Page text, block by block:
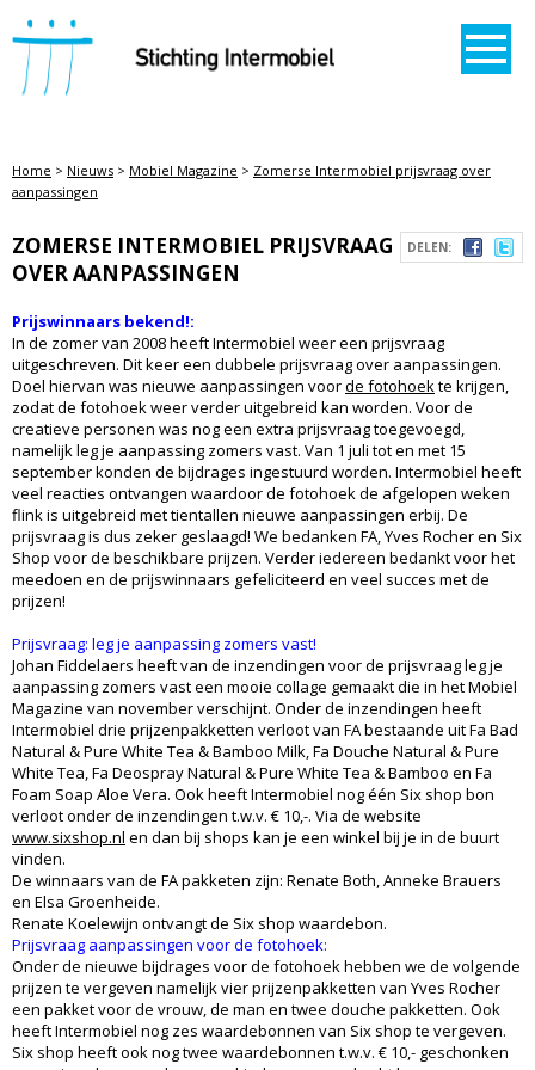
STICHTING INTERMOBIEL
Home > Nieuws > Mobiel Magazine > Zomerse Intermobiel prijsvraag over
aanpassingen
DELEN:
ZOMERSE INTERMOBIEL PRIJSVRAAG
OVER AANPASSINGEN
Prijswinnaars bekend!:
In de zomer van 2008 heeft Intermobiel weer een prijsvraag
uitgeschreven. Dit keer een dubbele prijsvraag over aanpassingen.
Doel hiervan was nieuwe aanpassingen voorde fotohoekte krijgen,
zodat de fotohoek weer verder uitgebreid kan worden. Voor de
creatieve personen was nog een extra prijsvraag toegevoegd,
namelijk leg je aanpassing zomers vast. Van 1 juli tot en met 15
september konden de bijdrages ingestuurd worden. Intermobiel heeft
veel reacties ontvangen waardoor de fotohoek de afgelopen weken
flink is uitgebreid met tientallen nieuwe aanpassingen erbij. De
prijsvraag is dus zeker geslaagd! We bedanken FA, Yves Rocher en Six
Shop voor de beschikbare prijzen. Verder iedereen bedankt voor het
meedoen en de prijswinnaars gefeliciteerd en veel succes met de
prijzen!
Prijsvraag: leg je aanpassing zomers vast!
Johan Fiddelaers heeft van de inzendingen voor de prijsvraag leg je
aanpassing zomers vast een mooie collage gemaakt die in het Mobiel
Magazine van november verschijnt. Onder de inzendingen heeft
Intermobiel drie prijzenpakketten verloot van FA bestaande uit Fa Bad
Natural & Pure White Tea & Bamboo Milk, Fa Douche Natural & Pure
White Tea, Fa Deospray Natural & Pure White Tea & Bamboo en Fa
Foam Soap Aloe Vera. Ook heeft Intermobiel nog één Six shop bon
verloot onder de inzendingen t.w.v. € 10,-. Via de website
www.sixshop.nl en dan bij shops kan je een winkel bij je in de buurt
vinden.
De winnaars van de FA pakketen zijn: Renate Both, Anneke Brauers
en Elsa Groenheide.
Renate Koelewijn ontvangt de Six shop waardebon.
Prijsvraag aanpassingen voor de fotohoek:
Onder de nieuwe bijdrages voor de fotohoek hebben we de volgende
prijzen te vergeven namelijk vier prijzenpakketten van Yves Rocher
een pakket voor de vrouw, de man en twee douche pakketten. Ook
heeft Intermobiel nog zes waardebonnen van Six shop te vergeven.
Six shop heeft ook nog twee waardebonnen t.w.v. € 10,- geschonken